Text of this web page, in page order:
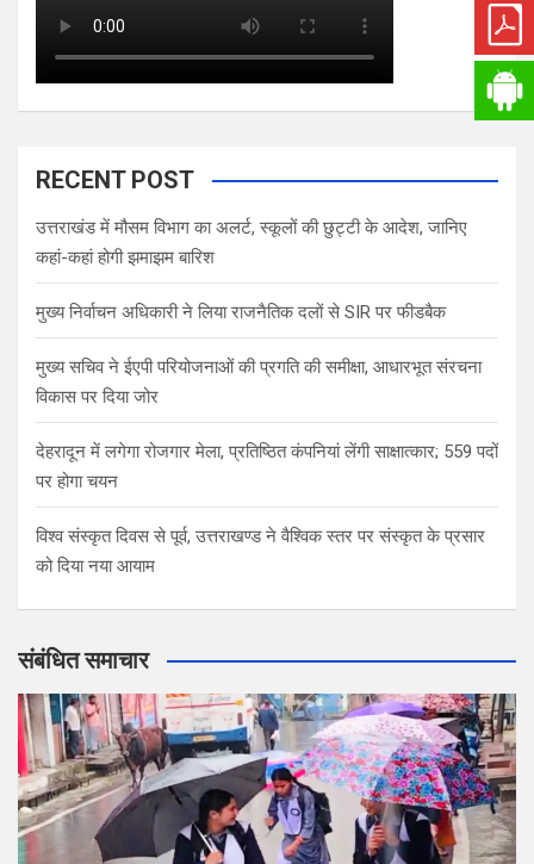
RECENT POST
उत्तराखंड में मौसम विभाग का अलर्ट, स्कूलों की छुट्टी के आदेश, जानिए
कहां-कहां होगी झमाझम बारिश
मुख्य निर्वाचन अधिकारी ने लिया राजनैतिक दलों से SIR पर फीडबैक
मुख्य सचिव ने ईएपी परियोजनाओं की प्रगति की समीक्षा, आधारभूत संरचना
विकास पर दिया जोर
देहरादून में लगेगा रोजगार मेला, प्रतिष्ठित कंपनियां लेंगी साक्षात्कार; 559 पदों
पर होगा चयन
विश्व संस्कृत दिवस से पूर्व, उत्तराखण्ड ने वैश्विक स्तर पर संस्कृत के प्रसार
को दिया नया आयाम
संबंधित समाचार